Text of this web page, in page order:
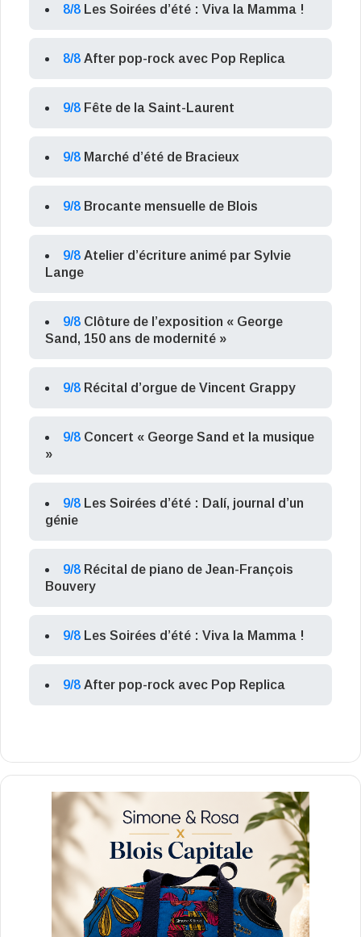
8/8 Les Soirées d’été : Viva la Mamma !
8/8 After pop-rock avec Pop Replica
9/8 Fête de la Saint-Laurent
9/8 Marché d’été de Bracieux
9/8 Brocante mensuelle de Blois
9/8 Atelier d’écriture animé par Sylvie
Lange
9/8 Clôture de l’exposition « George
Sand, 150 ans de modernité »
9/8 Récital d’orgue de Vincent Grappy
9/8 Concert « George Sand et la musique
»
9/8 Les Soirées d’été : Dalí, journal d’un
génie
9/8 Récital de piano de Jean-François
Bouvery
9/8 Les Soirées d’été : Viva la Mamma !
9/8 After pop-rock avec Pop Replica